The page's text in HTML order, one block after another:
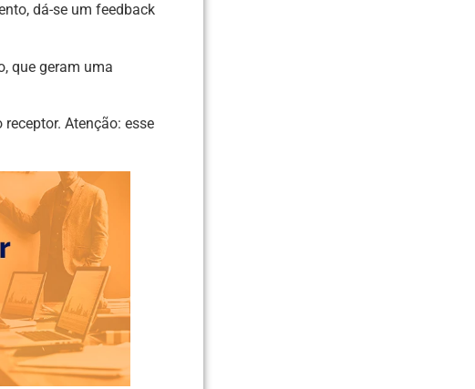
dá-se um feedback
que geram uma
Atenção: esse